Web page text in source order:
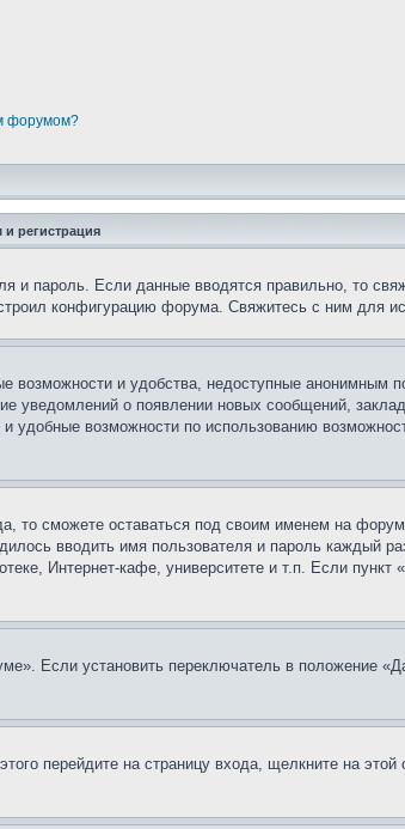
форумом?
регистрация
и пароль. Если данные вводятся правильно, то
конфигурацию форума. Свяжитесь с ним для
и удобства, недоступные анонимным
уведомлений о появлении новых сообщений,
и удобные возможности по использованию
то сможете оставаться под своим именем на
вводить имя пользователя и пароль каждый
Интернет-кафе, университете и т.п. Если
Если установить переключатель в положение
перейдите на страницу входа, щелкните на